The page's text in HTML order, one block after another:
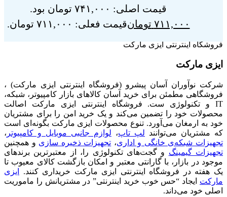
قیمت اصلی: ۷۴۱,۰۰۰ تومان بود.
۷۱۱,۰۰۰ تومانقیمت فعلی: ۷۱۱,۰۰۰ تومان.
فروشگاه اینترنتی ایزی مارکت
ایزی مارکت
شرکت نوآوران آسان پیشرو (فروشگاه اینترنتی ایزی مارکت) ،
فروشگاهی مطمئن برای خرید آسان کالاهای بازار کامپیوتر، شبکه،
IT و تکنولوژی ست. فروشگاه اینترنتی ایزی مارکت اصالت
محصولات خود را تضمین می‌کند و یک خرید امن را برای مشتریان
خود به ارمغان می‌آورد. تنوع محصولات ایزی مارکت بگونه‌ای است
که مشتریان می‌توانند لپ تاپ، لوازم جانبی موبایل و کامپیوتر ،
تجهیزات شبکه‌ی خانگی و اداری، تجهیزات ذخیره سازی و همچنین
تجهیزات گیمینگ و گجت‌های تکنولوژی را، از معتبرترین برندهای
موجود در بازار، با گارانتی معتبر و امکان بازگشت کالای معیوب تا
یک هفته در فروشگاه اینترنتی ایزی مارکت خریداری کنند.
ایزی
مارکت ایجاد “حس خوب خرید اینترنتی” در مشتریانش را ماموریت
اصلی خود می‌داند.